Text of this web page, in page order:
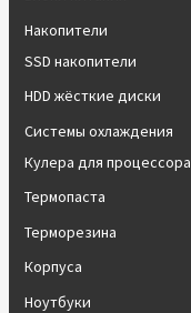
Накопители
SSD накопители
HDD жёсткие диски
Системы охлаждения
Кулера для процессора
Термопаста
Терморезина
Корпуса
Ноутбуки